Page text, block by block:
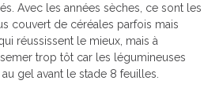
Avec les années sèches, ce sont les
couvert de céréales parfois mais
réussissent le mieux, mais à
trop tôt car les légumineuses
gel avant le stade 8 feuilles.